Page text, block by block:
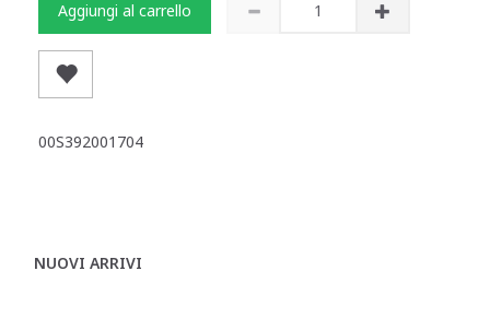
Aggiungi al carrello
00S392001704
NUOVI ARRIVI